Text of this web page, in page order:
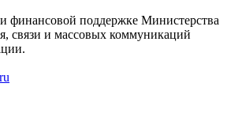
финансовой поддержке Министерства
связи и массовых коммуникаций